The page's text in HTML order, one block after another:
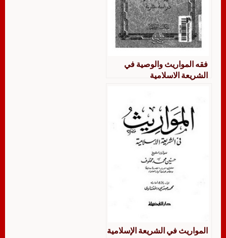
فقه المواريث والوصية في
الشريعة الاسلامية
المواريث في الشريعة الإسلامية